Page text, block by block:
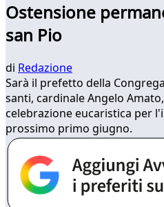
Ostensione
san Pio
di Redazione
​Sarà il prefetto della
santi, cardinale Angelo
celebrazione eucaristica per
prossimo primo giugno.